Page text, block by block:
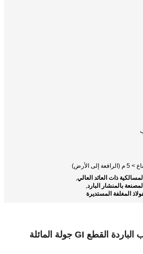
ذات العائد العالي,
بالمنشار البارد,
المغلفة المستديرة
عالية العائد المشارب الباردة القطع GI جولة المائلة